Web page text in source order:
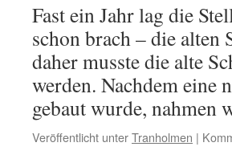
Fast ein Jahr lag die
schon brach – die alten
daher musste die alte
werden. Nachdem eine
gebaut wurde,
Veröffentlicht unterTranholmen |